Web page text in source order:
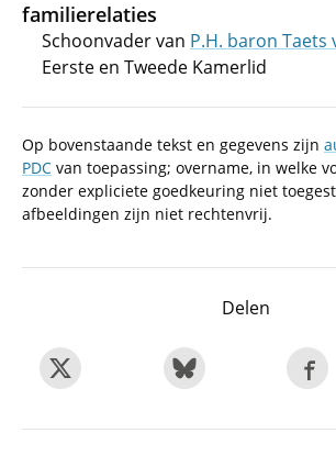
familierelaties
Schoonvader van P.H. baron Taets
Eerste en Tweede Kamerlid
Op bovenstaande tekst en gegevens zijn
PDC van toepassing; overname, in welke
zonder expliciete goedkeuring niet
afbeeldingen zijn niet rechtenvrij.
Delen